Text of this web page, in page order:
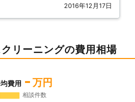
2016年12月17日
リーニングの費用相場
費用 - 万円